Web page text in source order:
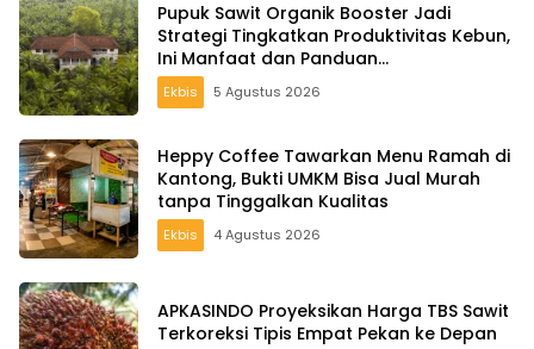
Pupuk Sawit Organik Booster Jadi
Strategi Tingkatkan Produktivitas Kebun,
Ini Manfaat dan Panduan
Pemupukannya
Ekbis 5 Agustus 2026
Heppy Coffee Tawarkan Menu Ramah di
Kantong, Bukti UMKM Bisa Jual Murah
tanpa Tinggalkan Kualitas
Ekbis 4 Agustus 2026
APKASINDO Proyeksikan Harga TBS Sawit
Terkoreksi Tipis Empat Pekan ke Depan